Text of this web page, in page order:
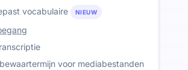
vocabulaire
NIEUW
voor mediabestanden